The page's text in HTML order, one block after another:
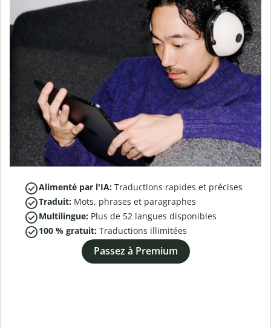
Alimenté par l'IA: Traductions rapides et précises
Traduit: Mots, phrases et paragraphes
Multilingue: Plus de 52 langues disponibles
100 % gratuit: Traductions illimitées
Passez à Premium